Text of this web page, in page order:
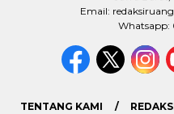
Email:
Whatsapp:
TENTANG KAMI